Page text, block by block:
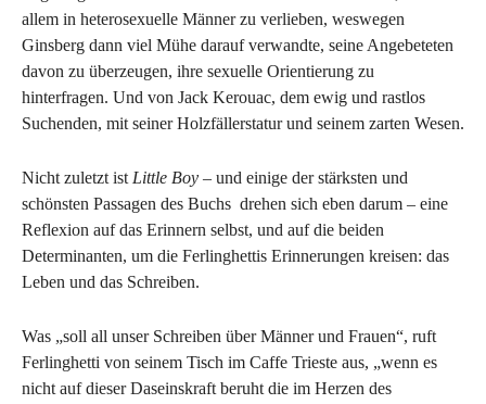
allem in heterosexuelle Männer zu verlieben, weswegen
Ginsberg dann viel Mühe darauf verwandte, seine Angebeteten
davon zu überzeugen, ihre sexuelle Orientierung zu
hinterfragen. Und von Jack Kerouac, dem ewig und rastlos
Suchenden, mit seiner Holzfällerstatur und seinem zarten Wesen.
Nicht zuletzt ist Little Boy – und einige der stärksten und
schönsten Passagen des Buchs drehen sich eben darum – eine
Reflexion auf das Erinnern selbst, und auf die beiden
Determinanten, um die Ferlinghettis Erinnerungen kreisen: das
Leben und das Schreiben.
Was „soll all unser Schreiben über Männer und Frauen“, ruft
Ferlinghetti von seinem Tisch im Caffe Trieste aus, „wenn es
nicht auf dieser Daseinskraft beruht die im Herzen des